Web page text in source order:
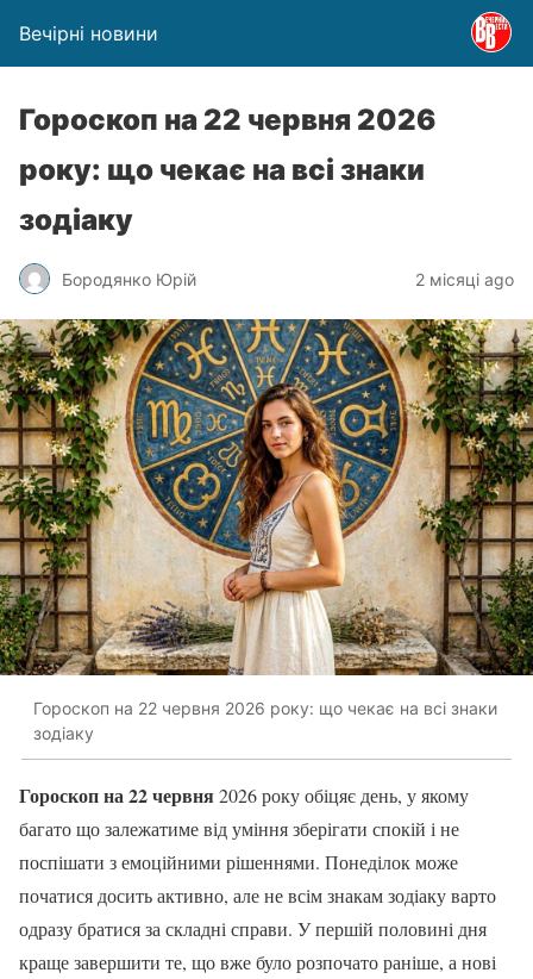
Вечірні новини
Гороскоп на 22 червня 2026
року: що чекає на всі знаки
зодіаку
Бородянко Юрій 2 місяці ago
Гороскоп на 22 червня 2026 року: що чекає на всі знаки
зодіаку
Гороскоп на 22 червня2026 року обіцяє день, у якому
багато що залежатиме від уміння зберігати спокій і не
поспішати з емоційними рішеннями. Понеділок може
початися досить активно, але не всім знакам зодіаку варто
одразу братися за складні справи. У першій половині дня
краще завершити те, що вже було розпочато раніше, а нові